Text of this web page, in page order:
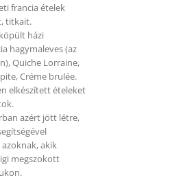
francia ételek
titkait.
házi
hagymaleves (az
Quiche Lorraine,
Créme brulée.
elkészített ételeket
azért jött létre,
akik
megszokott